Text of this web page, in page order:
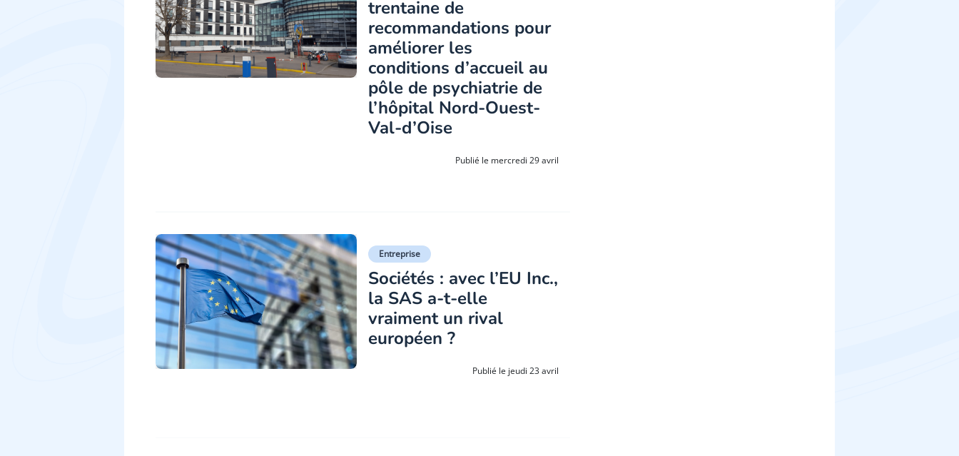
trentaine de
recommandations pour
améliorer les
conditions d’accueil au
pôle de psychiatrie de
l’hôpital Nord-Ouest-
Val-d’Oise
Publié le mercredi 29 avril
Entreprise
Sociétés : avec l’EU Inc.,
la SAS a-t-elle
vraiment un rival
européen ?
Publié le jeudi 23 avril